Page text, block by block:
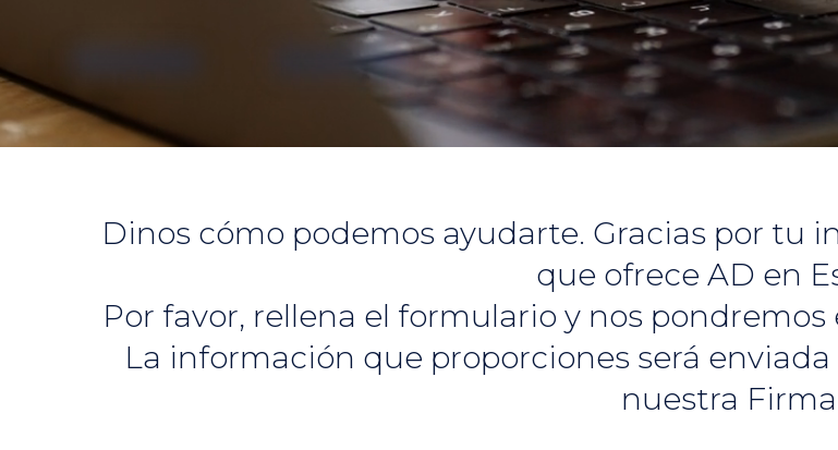
Dinos cómo podemos ayudarte. Gracias por tu
que ofrece AD en
Por favor, rellena el formulario y nos
La información que proporciones será
nuestra